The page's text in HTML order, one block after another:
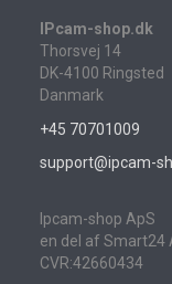
IPcam-shop.dk
Thorsvej 14
DK-4100 Ringsted
Danmark
+45 70701009
support@ipcam-
Ipcam-shop ApS
en del af Smart24
CVR:42660434